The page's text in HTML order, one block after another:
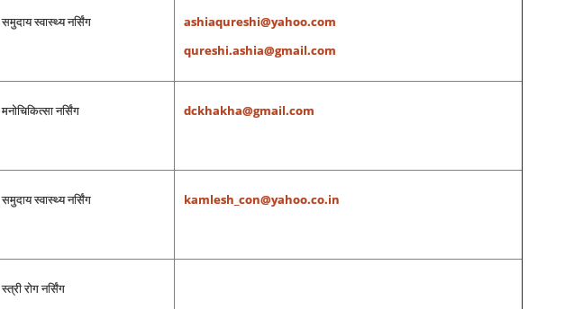
समुदाय स्‍वास्‍थ्‍य नर्सिंग
ashiaqureshi@yahoo.com
qureshi.ashia@gmail.com
मनोचिकित्‍सा नर्सिंग dckhakha@gmail.com
समुदाय स्‍वास्‍थ्‍य नर्सिंग kamlesh_con@yahoo.co.in
स्‍त्री रोग नर्सिंग